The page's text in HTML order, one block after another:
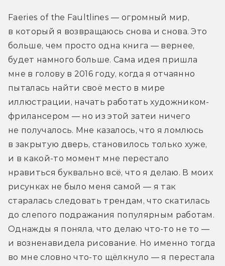
Faeries of the Faultlines — огромный мир,
в который я возвращаюсь снова и снова. Это
больше, чем просто одна книга — вернее,
будет намного больше. Сама идея пришла
мне в голову в 2016 году, когда я отчаянно
пыталась найти своё место в мире
иллюстрации, начать работать художником-
фрилансером — но из этой затеи ничего
не получалось. Мне казалось, что я ломлюсь
в закрытую дверь, становилось только хуже,
и в какой-то момент мне перестало
нравиться буквально всё, что я делаю. В моих
рисунках не было меня самой — я так
старалась следовать трендам, что скатилась
до слепого подражания популярным работам.
Однажды я поняла, что делаю что-то не то —
и возненавидела рисование. Но именно тогда
во мне словно что-то щёлкнуло — я перестала